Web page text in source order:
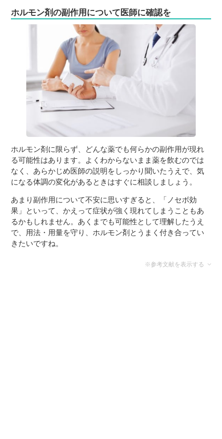
ホルモン剤の副作用について医師に確認を
ホルモン剤に限らず、どんな薬でも何らかの副作用が現れ
る可能性はあります。よくわからないまま薬を飲むのでは
なく、あらかじめ医師の説明をしっかり聞いたうえで、気
になる体調の変化があるときはすぐに相談しましょう。
あまり副作用について不安に思いすぎると、「ノセボ効
果」といって、かえって症状が強く現れてしまうこともあ
るかもしれません。あくまでも可能性として理解したうえ
で、用法・用量を守り、ホルモン剤とうまく付き合ってい
きたいですね。
※参考文献を表示する